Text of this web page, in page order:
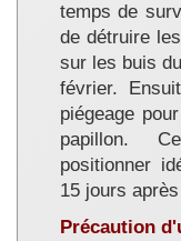
temps de
de détruire
sur les buis
février.
piégeage
papillon.
positionner
15 jours
Précaution